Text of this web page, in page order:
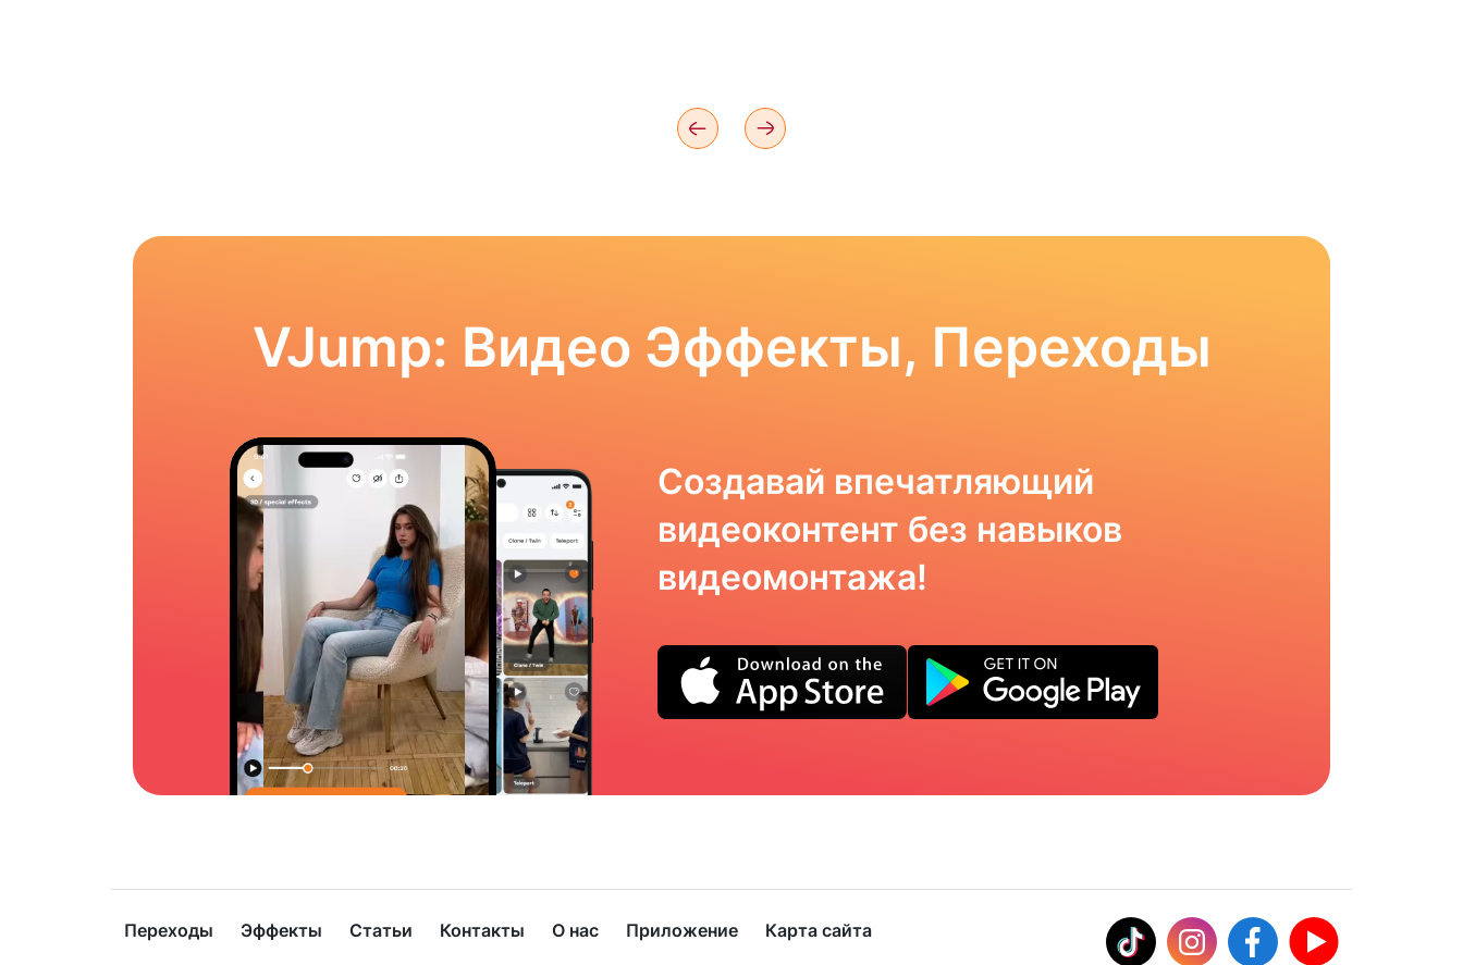
VJump: Видео Эффекты, Переходы
Создавай впечатляющий
видеоконтент без навыков
видеомонтажа!
Переходы Эффекты Статьи Контакты О нас Приложение Карта сайта